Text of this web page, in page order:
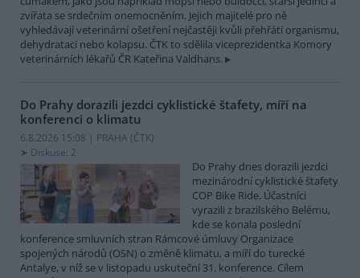
zvířata se srdečním onemocněním. Jejich majitelé pro ně
vyhledávají veterinární ošetření nejčastěji kvůli přehřátí organismu,
dehydrataci nebo kolapsu. ČTK to sdělila viceprezidentka Komory
veterinárních lékařů ČR Kateřina Valdhans.
Do Prahy dorazili jezdci cyklistické štafety, míří na
konferenci o klimatu
6.8.2026 15:08 | PRAHA (ČTK)
Diskuse: 2
Do Prahy dnes dorazili jezdci
mezinárodní cyklistické štafety
COP Bike Ride. Účastníci
vyrazili z brazilského Belému,
kde se konala poslední
konference smluvních stran Rámcové úmluvy Organizace
spojených národů (OSN) o změně klimatu, a míří do turecké
Antalye, v níž se v listopadu uskuteční 31. konference. Cílem